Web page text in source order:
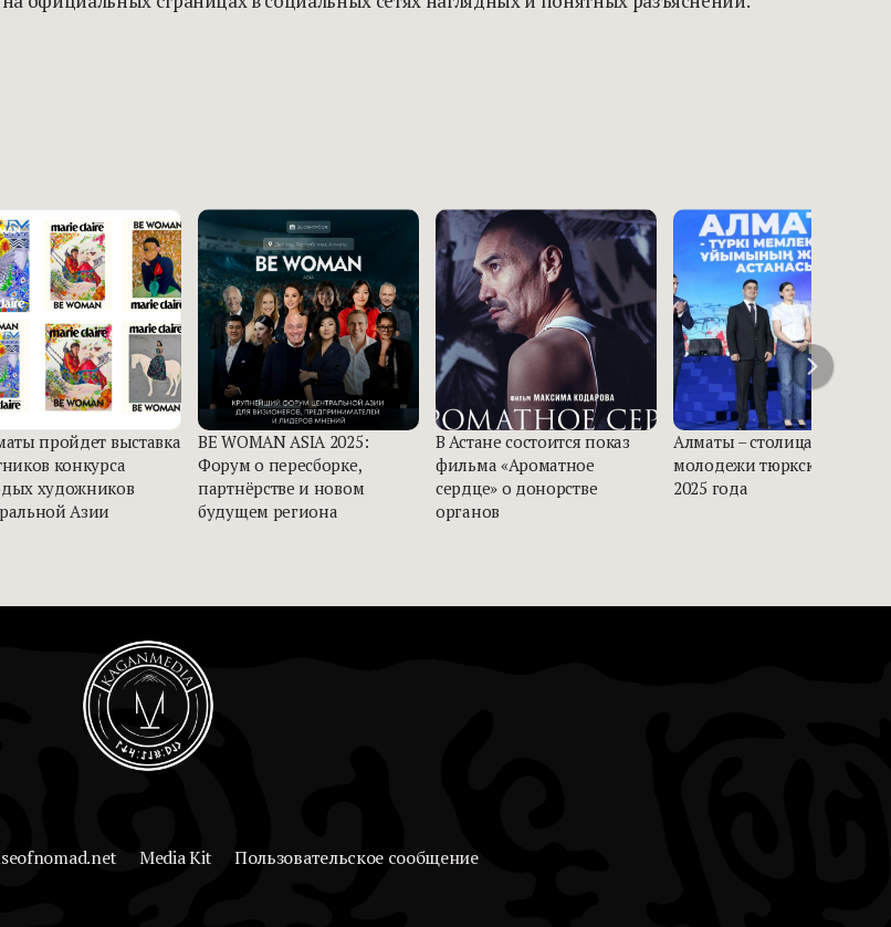
пройдет выставка
конкурса
художников
Азии
BE WOMAN ASIA 2025:
Форум о пересборке,
партнёрстве и новом
будущем региона
В Астане состоится показ
фильма «Ароматное
сердце» о донорстве
органов
Алматы – столица
молодежи тюркского мира
2025 года
Media Kit Пользовательское сообщение